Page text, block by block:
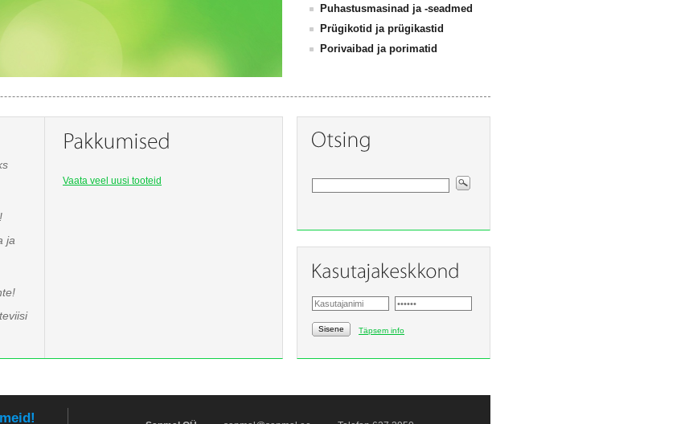
Puhastusmasinad ja -seadmed
Prügikotid ja prügikastid
Porivaibad ja porimatid
Sisene Täpsem info
Vaata veel uusi tooteid
ja